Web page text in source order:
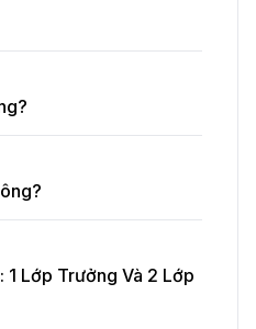
1 Lớp Trưởng Và 2 Lớp